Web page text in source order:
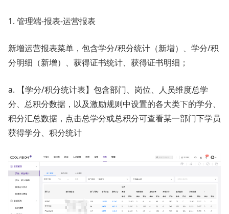
1. 管理端-报表-运营报表
新增运营报表菜单，包含学分/积分统计（新增）、学分/积
分明细（新增）、获得证书统计、获得证书明细；
a. 【学分/积分统计表】包含部门、岗位、人员维度总学
分、总积分数据，以及激励规则中设置的各大类下的学分、
积分汇总数据，点击总学分或总积分可查看某一部门下学员
获得学分、积分统计